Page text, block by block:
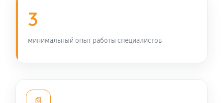
3
минимальный опыт работы специалистов